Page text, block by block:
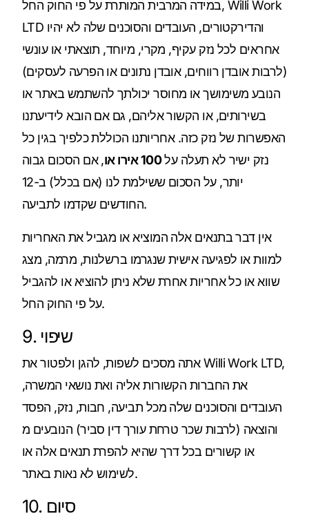
במידה המרבית המותרת על פי החוק החל, Willi Work
LTD והדירקטורים, העובדים והסוכנים שלה לא יהיו
אחראים לכל נזק עקיף, מקרי, מיוחד, תוצאתי או עונשי
(לרבות אובדן רווחים, אובדן נתונים או הפרעה לעסקים)
הנובע משימושך או מחוסר יכולתך להשתמש באתר או
בשירותים, או הקשור אליהם, גם אם הובא לידיעתנו
האפשרות של נזק כזה. אחריותנו הכוללת כלפיך בגין כל
נזק ישיר לא תעלה על100 אירו או
, אם הסכום גבוה
יותר, על הסכום ששילמת לנו (אם בכלל) ב-12
החודשים שקדמו לתביעה.
אין דבר בתנאים אלה המוציא או מגביל את האחריות
למוות או לפגיעה אישית שנגרמו ברשלנות, מרמה, מצג
שווא או כל אחריות אחרת שלא ניתן להוציא או להגביל
על פי החוק החל.
9. שיפוי
אתה מסכים לשפות, להגן ולפטור את Willi Work LTD,
את החברות הקשורות אליה ואת נושאי המשרה,
העובדים והסוכנים שלה מכל תביעה, חבות, נזק, הפסד
והוצאה (לרבות שכר טרחת עורך דין סביר) הנובעים מ
או קשורים בכל דרך שהיא להפרת תנאים אלה או
לשימוש לא נאות באתר.
10. סיום